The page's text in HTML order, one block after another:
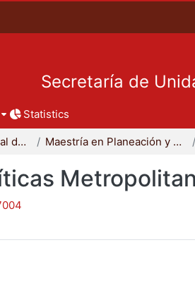
Secretaría de
Statistics
Coordinación Divisional de Posgrado Maestría en Planeación y Políticas Metropolitanas